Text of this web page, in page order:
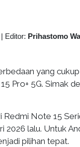
Editor: Prihastomo
yang
Pro+ 5G. Simak
Note 15
2026 lalu. Untuk
pilihan tepat.